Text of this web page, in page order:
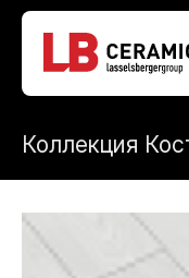
Коллекция